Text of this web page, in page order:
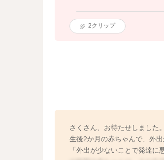
2クリップ
さくさん、お待たせしました
生後2か月の赤ちゃんで、外
「外出が少ないことで発達